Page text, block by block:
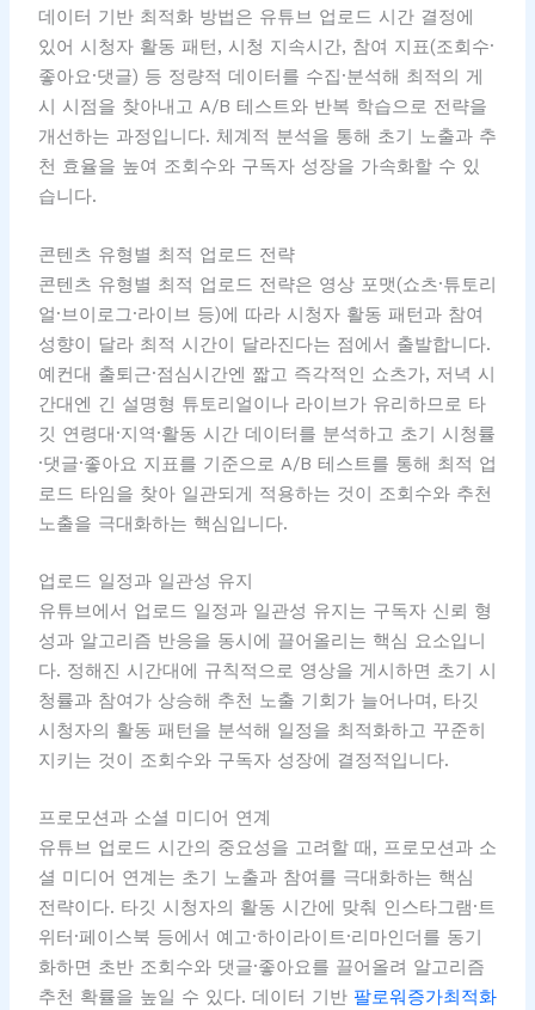
데이터 기반 최적화 방법은 유튜브 업로드 시간 결정에
있어 시청자 활동 패턴, 시청 지속시간, 참여 지표(조회수·
좋아요·댓글) 등 정량적 데이터를 수집·분석해 최적의 게
시 시점을 찾아내고 A/B 테스트와 반복 학습으로 전략을
개선하는 과정입니다. 체계적 분석을 통해 초기 노출과 추
천 효율을 높여 조회수와 구독자 성장을 가속화할 수 있
습니다.
콘텐츠 유형별 최적 업로드 전략
콘텐츠 유형별 최적 업로드 전략은 영상 포맷(쇼츠·튜토리
얼·브이로그·라이브 등)에 따라 시청자 활동 패턴과 참여
성향이 달라 최적 시간이 달라진다는 점에서 출발합니다.
예컨대 출퇴근·점심시간엔 짧고 즉각적인 쇼츠가, 저녁 시
간대엔 긴 설명형 튜토리얼이나 라이브가 유리하므로 타
깃 연령대·지역·활동 시간 데이터를 분석하고 초기 시청률
·댓글·좋아요 지표를 기준으로 A/B 테스트를 통해 최적 업
로드 타임을 찾아 일관되게 적용하는 것이 조회수와 추천
노출을 극대화하는 핵심입니다.
업로드 일정과 일관성 유지
유튜브에서 업로드 일정과 일관성 유지는 구독자 신뢰 형
성과 알고리즘 반응을 동시에 끌어올리는 핵심 요소입니
다. 정해진 시간대에 규칙적으로 영상을 게시하면 초기 시
청률과 참여가 상승해 추천 노출 기회가 늘어나며, 타깃
시청자의 활동 패턴을 분석해 일정을 최적화하고 꾸준히
지키는 것이 조회수와 구독자 성장에 결정적입니다.
프로모션과 소셜 미디어 연계
유튜브 업로드 시간의 중요성을 고려할 때, 프로모션과 소
셜 미디어 연계는 초기 노출과 참여를 극대화하는 핵심
전략이다. 타깃 시청자의 활동 시간에 맞춰 인스타그램·트
위터·페이스북 등에서 예고·하이라이트·리마인더를 동기
화하면 초반 조회수와 댓글·좋아요를 끌어올려 알고리즘
추천 확률을 높일 수 있다. 데이터 기반 팔로워증가최적화